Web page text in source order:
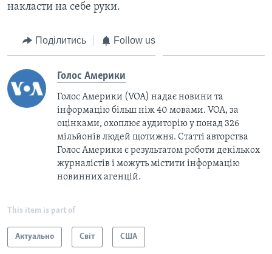
накласти на себе руки.
Поділитись Follow us
Голос Америки
Голос Америки (VOA) надає новини та
інформацію більш ніж 40 мовами. VOA, за
оцінками, охоплює аудиторію у понад 326
мільйонів людей щотижня. Статті авторства
Голос Америки є результатом роботи декількох
журналістів і можуть містити інформацію
новинних агенцій.
This item is part of
Актуально Світ США